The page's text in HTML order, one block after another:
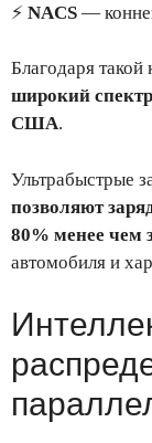
⚡ NACS —
Благодаря
широкий
США.
Ультрабыстрые
позволяют
80% менее чем
автомобиля и